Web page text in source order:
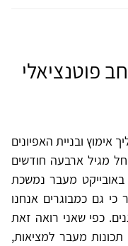
פוטנציאלי
אימוץ ובניית האפיונים
מגיל ארבעה חודשים
באובייקט מעבר נמשכת
כי גם כמבוגרים אנחנו
כפי שאני רואה זאת
תכונות מעבר למציאות,